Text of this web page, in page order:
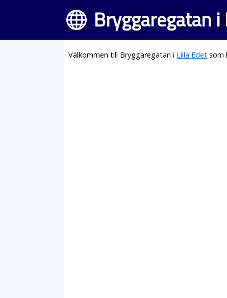
Bryggaregatan
Välkommen till Bryggaregatan i Lilla Edet som